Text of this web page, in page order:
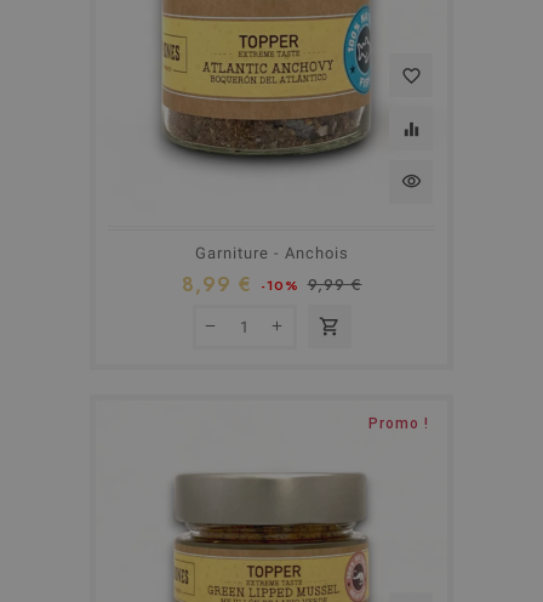
favorite_border
equalizer
visibility
Garniture - Anchois
8,99 € -10% 9,99 €
shopping_cart
Promo !